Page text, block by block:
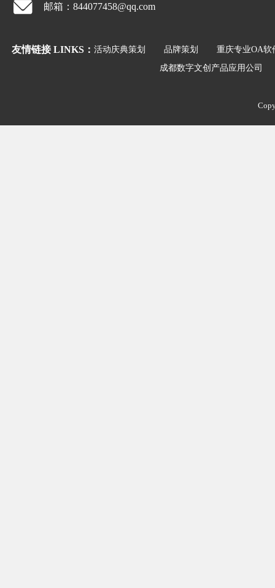
邮箱：844077458@qq.com
友情链接 LINKS： 活动庆典策划 品牌策划
重庆专业OA软
成都数字文创产品应用公司